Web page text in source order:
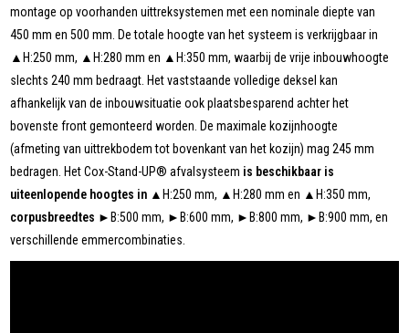
montage op voorhanden uittreksystemen met een nominale diepte van
450 mm en 500 mm. De totale hoogte van het systeem is verkrijgbaar in
▲H:250 mm, ▲H:280 mm en ▲H:350 mm, waarbij de vrije inbouwhoogte
slechts 240 mm bedraagt. Het vaststaande volledige deksel kan
afhankelijk van de inbouwsituatie ook plaatsbesparend achter het
bovenste front gemonteerd worden. De maximale kozijnhoogte
(afmeting van uittrekbodem tot bovenkant van het kozijn) mag 245 mm
bedragen. Het Cox-Stand-UP® afvalsysteem is beschikbaar is
uiteenlopende hoogtes in ▲H:250 mm, ▲H:280 mm en ▲H:350 mm,
corpusbreedtes ►B:500 mm, ►B:600 mm, ►B:800 mm, ►B:900 mm, en
verschillende emmercombinaties.